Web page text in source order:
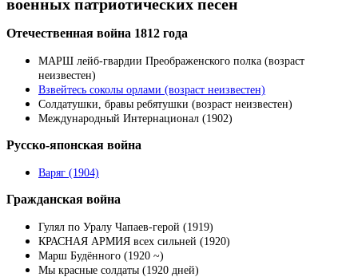
военных патриотических песен
Отечественная война 1812 года
МАРШ лейб-гвардии Преображенского полка (возраст
неизвестен)
Взвейтесь соколы орлами (возраст неизвестен)
Солдатушки, бравы ребятушки (возраст неизвестен)
Международный Интернационал (1902)
Русско-японская война
Варяг (1904)
Гражданская война
Гулял по Уралу Чапаев-герой (1919)
КРАСНАЯ АРМИЯ всех сильней (1920)
Марш Будённого (1920 ~)
Мы красные солдаты (1920 дней)